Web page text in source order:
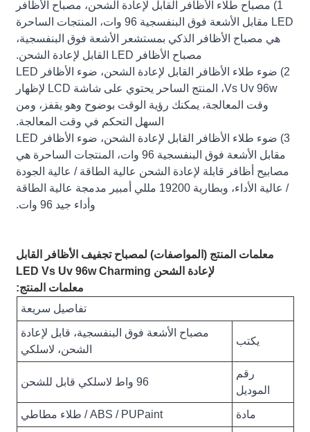
1) مصباح طلاء الأظافر القابل لإعادة الشحن، مصباح الأظافر
LED مقابل الأشعة فوق البنفسجية 96 وات، المنتجات الساحرة
هي مصباح الأظافر الذكي بمستشعر الأشعة فوق البنفسجية،
مصباح الأظافر LED القابل لإعادة الشحن.
2) ضوء طلاء الأظافر القابل لإعادة الشحن، ضوء الأظافر LED
Vs Uv 96w، المنتج الساحر يحتوي على شاشة LCD لإظهار
وقت المعالجة، يمكنك رؤية الوقت بوضوح وهو يقفز، ومن
السهل التحكم في وقت المعالجة.
3) ضوء طلاء الأظافر القابل لإعادة الشحن، ضوء الأظافر LED
مقابل الأشعة فوق البنفسجية 96 وات، المنتجات الساحرة هي
مصابيح أظافر قابلة لإعادة الشحن عالية الطاقة / عالية الجودة
/ عالية الأداء، وبطارية 19200 مللي أمبير مدمجة عالية الطاقة
وأداء جيد 96 وات.
معلمات المنتج (المواصفات) لمصباح تجفيف الأظافر القابل
لإعادة الشحن LED Vs Uv 96w Charming
معلمات المنتج:
تفاصيل سريعة
يكتب
مصباح الأشعة فوق البنفسجية، قابل لإعادة
الشحن، لاسلكي
رقم
الموديل
96 واط لاسلكي قابل للشحن
مادة ABS / PUPaint / طلاء مطاطي